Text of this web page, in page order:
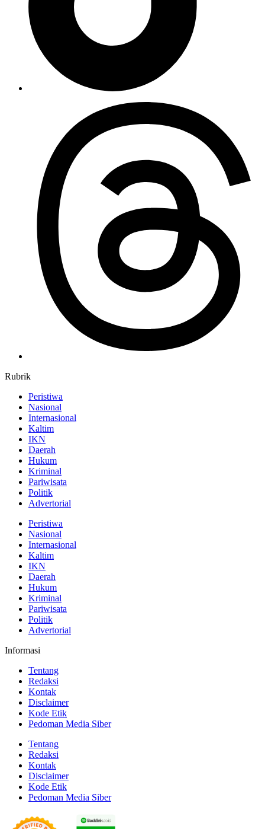
Rubrik
Peristiwa
Nasional
Internasional
Kaltim
IKN
Daerah
Hukum
Kriminal
Pariwisata
Politik
Advertorial
Peristiwa
Nasional
Internasional
Kaltim
IKN
Daerah
Hukum
Kriminal
Pariwisata
Politik
Advertorial
Informasi
Tentang
Redaksi
Kontak
Disclaimer
Kode Etik
Pedoman Media Siber
Tentang
Redaksi
Kontak
Disclaimer
Kode Etik
Pedoman Media Siber